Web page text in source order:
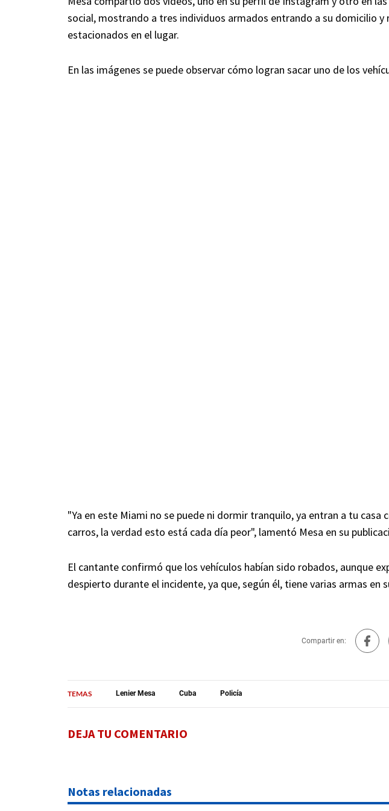
social, mostrando a tres individuos armados entrando a su domicilio y
estacionados en el lugar.
En las imágenes se puede observar cómo logran sacar uno de los
"Ya en este Miami no se puede ni dormir tranquilo, ya entran a tu casa
carros, la verdad esto está cada día peor", lamentó Mesa en su
El cantante confirmó que los vehículos habían sido robados, aunque
despierto durante el incidente, ya que, según él, tiene varias armas en
Compartir en:
TEMAS Lenier Mesa Cuba Policía
DEJA TU COMENTARIO
Notas relacionadas